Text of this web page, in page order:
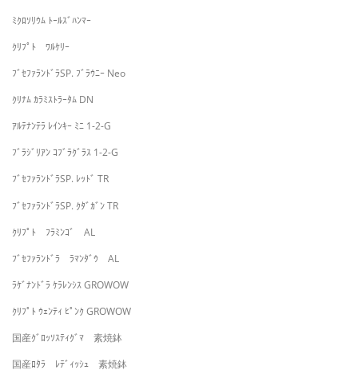
ﾐｸﾛｿﾘｳﾑ ﾄｰﾙｽﾞﾊﾝﾏｰ
ｸﾘﾌﾟﾄ ﾜﾙｹﾘｰ
ﾌﾞｾﾌｧﾗﾝﾄﾞﾗSP. ﾌﾞﾗｳﾆｰ Neo
ｸﾘﾅﾑ ｶﾗﾐｽﾄﾗｰﾀﾑ DN
ｱﾙﾃﾅﾝﾃﾗ ﾚｲﾝｷｰ ﾐﾆ 1-2-G
ﾌﾞﾗｼﾞﾘｱﾝ ｺﾌﾞﾗｸﾞﾗｽ 1-2-G
ﾌﾞｾﾌｧﾗﾝﾄﾞﾗSP. ﾚｯﾄﾞ TR
ﾌﾞｾﾌｧﾗﾝﾄﾞﾗSP. ｸﾀﾞｶﾞﾝ TR
ｸﾘﾌﾟﾄ ﾌﾗﾐﾝｺﾞ AL
ﾌﾞｾﾌｧﾗﾝﾄﾞﾗ ﾗﾏﾝﾀﾞｳ AL
ﾗｹﾞﾅﾝﾄﾞﾗ ｹﾗﾚﾝｼｽ GROWOW
ｸﾘﾌﾟﾄ ｳｪﾝﾃｨ ﾋﾟﾝｸ GROWOW
国産ｸﾞﾛｯｿｽﾃｨｸﾞﾏ 素焼鉢
国産ﾛﾀﾗ ﾚﾃﾞｨｯｼｭ 素焼鉢